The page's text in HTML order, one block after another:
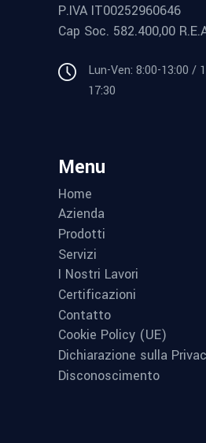
P.IVA IT00252960646
Cap Soc. 582.400,00
Lun-Ven: 8:00-13:00 /
17:30
Menu
Home
Azienda
Prodotti
Servizi
I Nostri Lavori
Certificazioni
Contatto
Cookie Policy (UE)
Dichiarazione sulla
Disconoscimento